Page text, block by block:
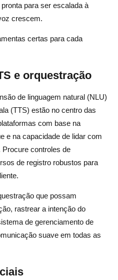
para ser escalada à
crescem.
certas para cada
e orquestração
de linguagem natural (NLU)
(TTS) estão no centro das
com base na
e na capacidade de lidar com
controles de
de registro robustos para
que possam
rastrear a intenção do
de gerenciamento de
suave em todas as